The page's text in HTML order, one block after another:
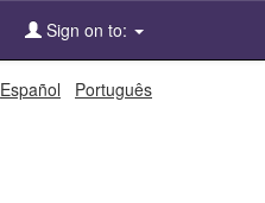
Sign on to:
Español Português